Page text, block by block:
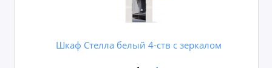
Шкаф Стелла белый 4-ств с зеркалом